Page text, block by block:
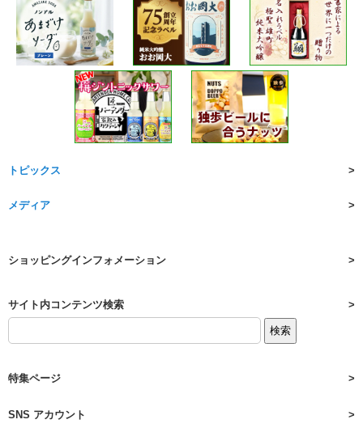
トピックス
メディア
ショッピングインフォメーション
サイト内コンテンツ検索
特集ページ
SNS アカウント